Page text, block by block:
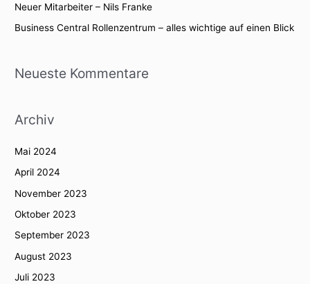
c
h
Neuer Mitarbeiter – Nils Franke
Business Central Rollenzentrum – alles wichtige auf einen Blick
Neueste Kommentare
Archiv
Mai 2024
April 2024
November 2023
Oktober 2023
September 2023
August 2023
Juli 2023